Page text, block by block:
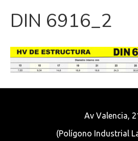
DIN 6916_2
Av Valencia,
(Polígono Industrial